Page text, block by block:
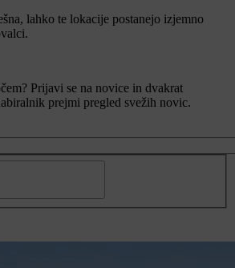
lahko te lokacije postanejo izjemno
Prijavi se na novice in dvakrat
prejmi pregled svežih novic.